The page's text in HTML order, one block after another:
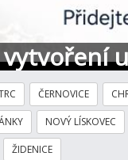
vytvoření
ČERNOVICE
NOVÝ LÍSKOVEC
ŽIDENICE